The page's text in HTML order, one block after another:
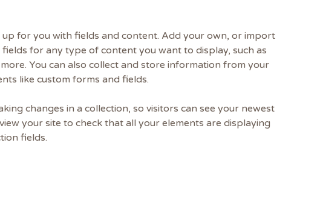
up for you with fields and content. Add your own, or import
for any type of content you want to display, such as
You can also collect and store information from your
like custom forms and fields.
changes in a collection, so visitors can see your newest
your site to check that all your elements are displaying
fields.